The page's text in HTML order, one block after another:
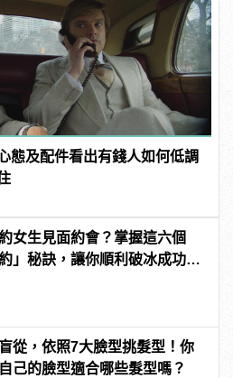
態及配件看出有錢人如何低調
女生見面約會？掌握這六個
約」秘訣，讓你順利破冰成功約
從，依照7大臉型挑髮型！你
己的臉型適合哪些髮型嗎？